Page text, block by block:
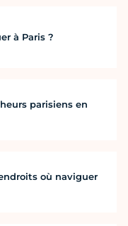
à Paris ?
parisiens en
où naviguer